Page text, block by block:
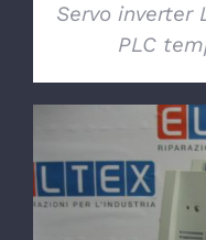
Servo inverter
PLC